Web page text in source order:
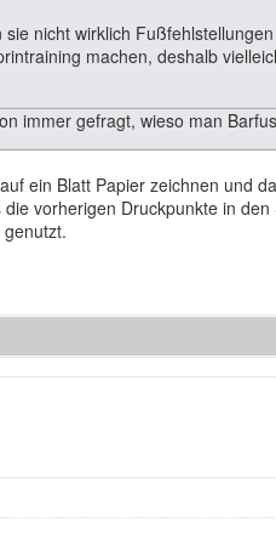
nicht wirklich
machen, deshalb
immer gefragt, wieso man
ein Blatt Papier zeichnen und
vorherigen Druckpunkte in